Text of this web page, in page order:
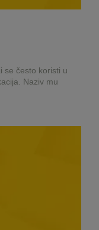
se često koristi u
Naziv mu